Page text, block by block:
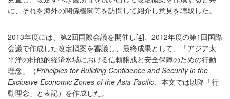
に、それを海外の関係機関等を訪問して紹介し意見を聴取した。
2013年度には、第2回国際会議を開催し[4]、2012年度の第1回国際
会議で作成した改定概案を審議し、最終成果として、「アジア太
平洋の排他的経済水域における信頼醸成と安全保障のための行動
理念」（Principles for Building Confidence and Security in the
Exclusive Economic Zones of the Asia-Pacific、本文では以降「行
動理念」と表記）を作成した。